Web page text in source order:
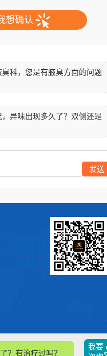
想确认
科，您是有腋臭方面的问题
异味出现多久了？双侧还是
发送
？有治疗过吗？
我要